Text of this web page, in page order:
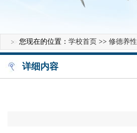
您现在的位置： 学校首页 >> 修德养性
详细内容